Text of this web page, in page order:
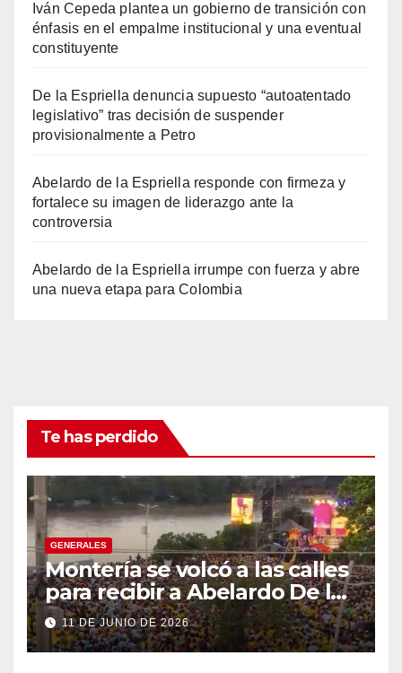
Iván Cepeda plantea un gobierno de transición con
énfasis en el empalme institucional y una eventual
constituyente
De la Espriella denuncia supuesto “autoatentado
legislativo” tras decisión de suspender
provisionalmente a Petro
Abelardo de la Espriella responde con firmeza y
fortalece su imagen de liderazgo ante la
controversia
Abelardo de la Espriella irrumpe con fuerza y abre
una nueva etapa para Colombia
Te has perdido
GENERALES
Montería se volcó a las calles
para recibir a Abelardo De la
Espriella
11 DE JUNIO DE 2026